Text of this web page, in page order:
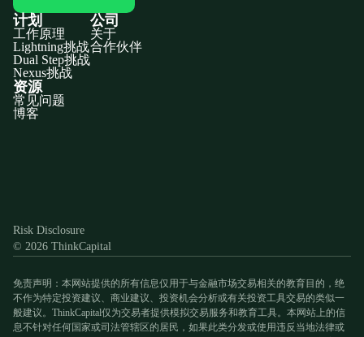
计划
工作原理
Lightning挑战
Dual Step挑战
Nexus挑战
公司
关于
合作伙伴
资源
常见问题
博客
Risk Disclosure
© 2026 ThinkCapital
免责声明：本网站提供的所有信息仅用于与金融市场交易相关的教育目的，绝
不作为特定投资建议、商业建议、投资机会分析或有关投资工具交易的类似一
般建议。ThinkCapital仅为交易者提供模拟交易服务和教育工具。本网站上的信
息不针对任何国家或司法管辖区的居民，如果此类分发或使用违反当地法律或